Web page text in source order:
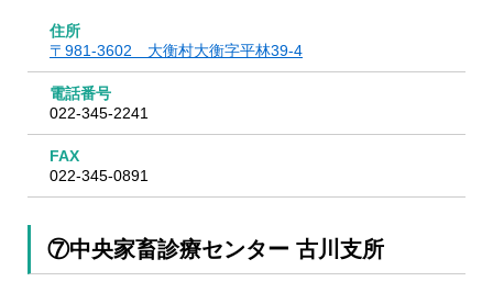
住所
〒981-3602 大衡村大衡字平林39-4
電話番号
022-345-2241
FAX
022-345-0891
⑦中央家畜診療センター 古川支所